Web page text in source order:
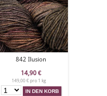
842 Ilusion
14,90 €
149,00 € pro 1 kg